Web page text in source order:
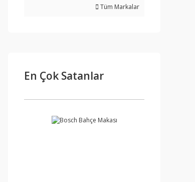
Tüm Markalar
En Çok Satanlar